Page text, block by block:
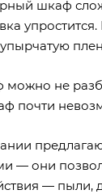
шкаф
не
почти
— они
— пыли,